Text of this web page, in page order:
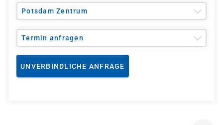
Potsdam Zentrum
Termin anfragen
UNVERBINDLICHE ANFRAGE